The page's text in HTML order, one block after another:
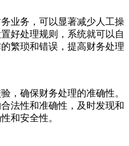
业务，可以显著减少人工操
好处理规则，系统就可以自
繁琐和错误，提高财务处理
，确保财务处理的准确性。
法性和准确性，及时发现和
和安全性。